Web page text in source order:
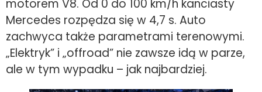
motorem V8. Od 0 do 100 km/h kanciasty
Mercedes rozpędza się w 4,7 s. Auto
zachwyca także parametrami terenowymi.
„Elektryk” i „offroad” nie zawsze idą w parze,
ale w tym wypadku – jak najbardziej.